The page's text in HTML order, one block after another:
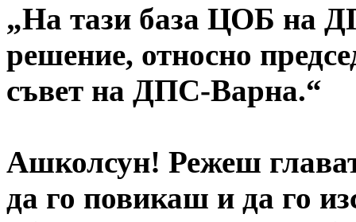
„На тази база ЦОБ на
решение, относно
съвет на ДПС-Варна.“
Ашколсун! Режеш
да го повикаш и да го